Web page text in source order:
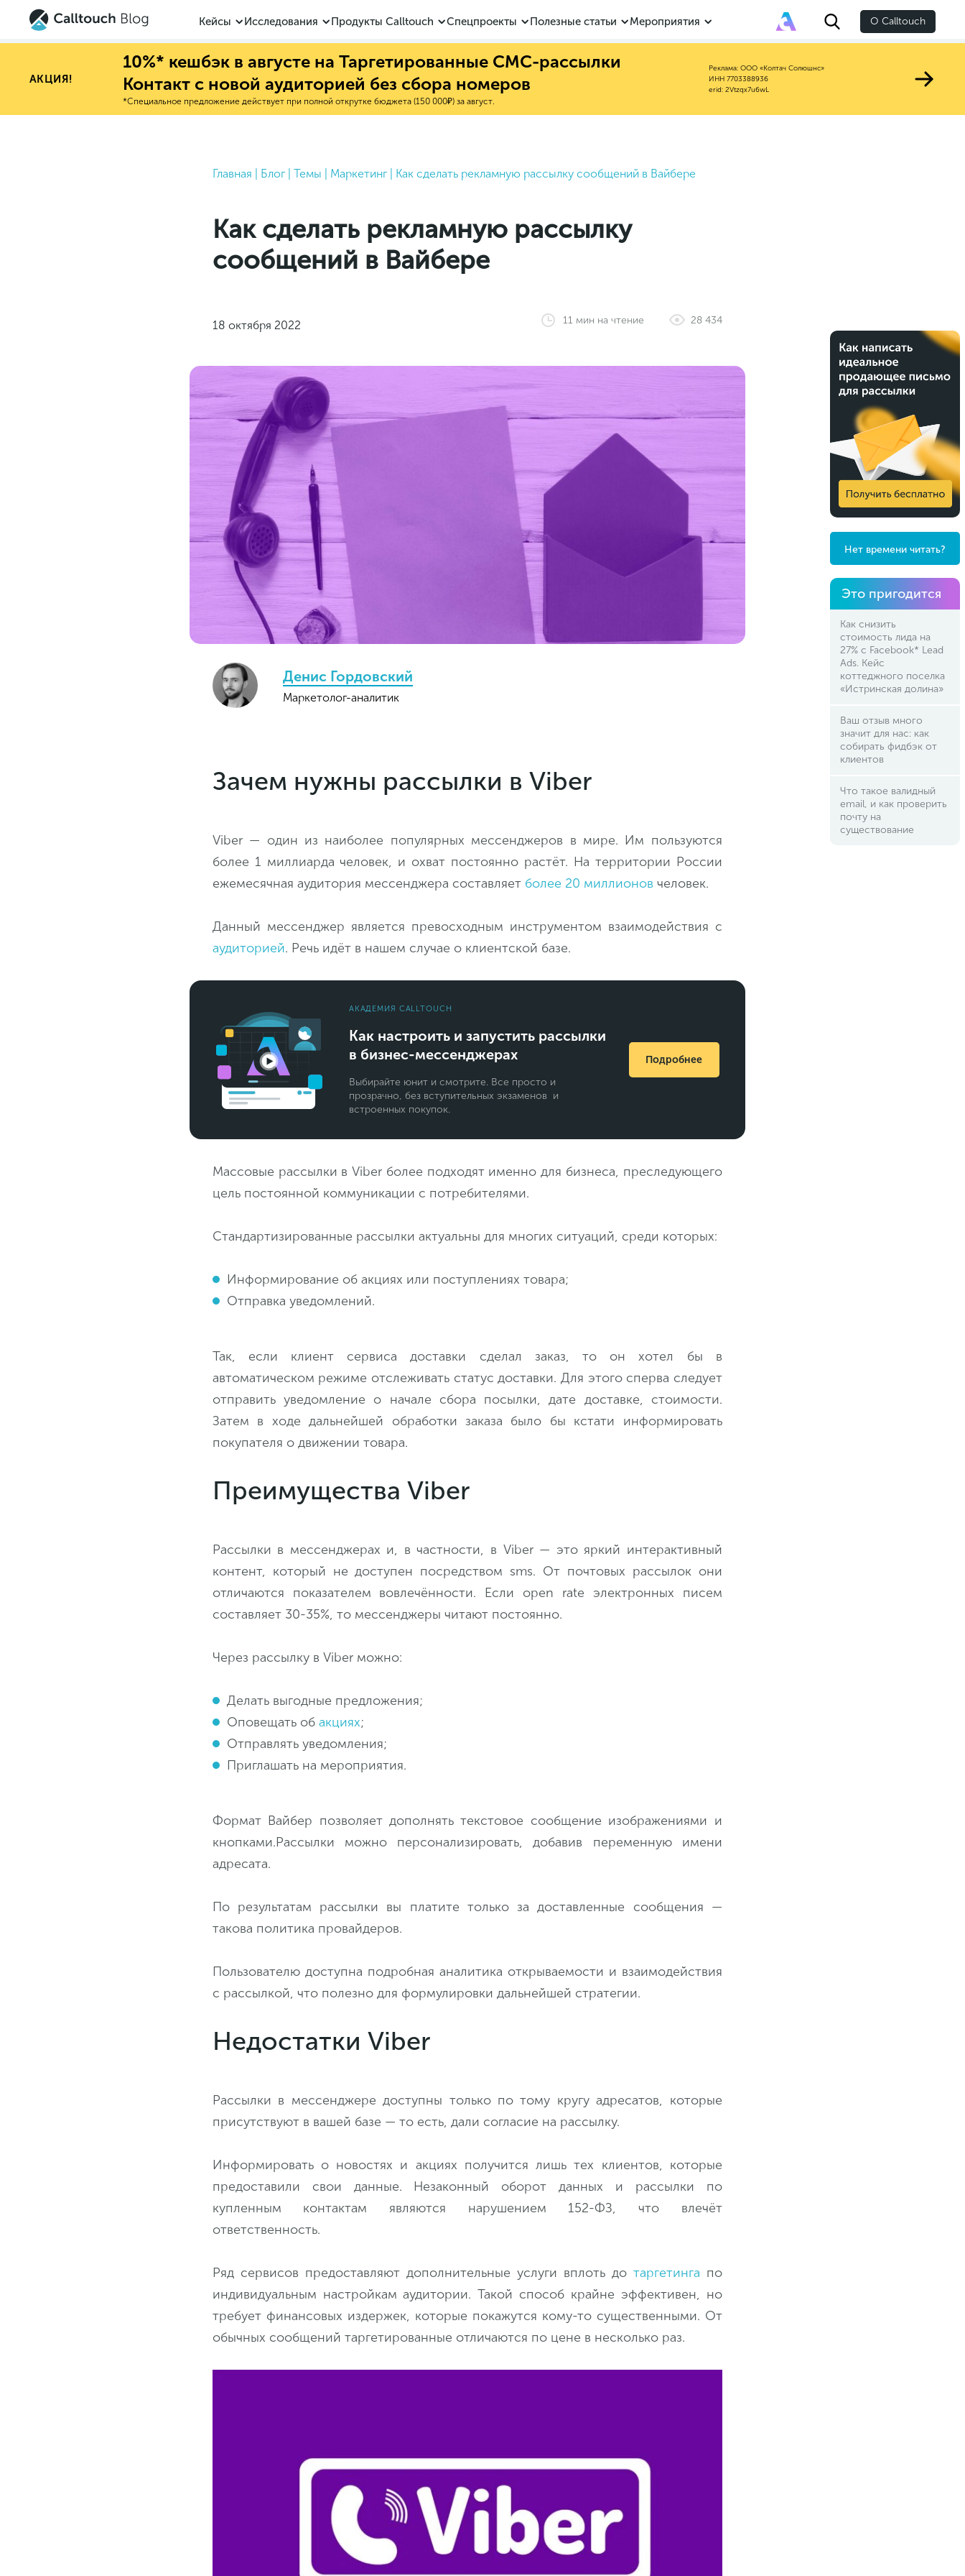
Кейсы Исследования Продукты Calltouch Спецпроекты Полезные статьи Мероприятия О Calltouch
АКЦИЯ!
10%* кешбэк в августе на Таргетированные СМС-рассылки
Контакт с новой аудиторией без сбора номеров
*Специальное предложение действует при полной открутке бюджета (150 000₽) за август.
Реклама: ООО «Колтач Солюшнс»
ИНН 7703388936
erid: 2Vtzqx7u6wL
Главная Блог| Темы Маркетинг| Как сделать рекламную рассылку сообщений в Вайбере
Как сделать рекламную рассылку
сообщений в Вайбере
18 октября 2022 11 мин на чтение 28 434
Денис Гордовский
Маркетолог-аналитик
Зачем нужны рассылки в Viber
Viber — один из наиболее популярных мессенджеров в мире. Им пользуются
более 1 миллиарда человек, и охват постоянно растёт. На территории России
ежемесячная аудитория мессенджера составляет более 20 миллионовчеловек.
Данный мессенджер является превосходным инструментом взаимодействия с
аудиторией. Речь идёт в нашем случае о клиентской базе.
АКАДЕМИЯ CALLTOUCH
Как настроить и запустить рассылки
в бизнес-мессенджерах
Выбирайте юнит и смотрите. Все просто и
прозрачно, без вступительных экзаменов и
встроенных покупок.
Подробнее
Массовые рассылки в Viber более подходят именно для бизнеса, преследующего
цель постоянной коммуникации с потребителями.
Стандартизированные рассылки актуальны для многих ситуаций, среди которых:
Информирование об акциях или поступлениях товара;
Отправка уведомлений.
Так, если клиент сервиса доставки сделал заказ, то он хотел бы в
автоматическом режиме отслеживать статус доставки. Для этого сперва следует
отправить уведомление о начале сбора посылки, дате доставке, стоимости.
Затем в ходе дальнейшей обработки заказа было бы кстати информировать
покупателя о движении товара.
Преимущества Viber
Рассылки в мессенджерах и, в частности, в Viber — это яркий интерактивный
контент, который не доступен посредством sms. От почтовых рассылок они
отличаются показателем вовлечённости. Если open rate электронных писем
составляет 30-35%, то мессенджеры читают постоянно.
Через рассылку в Viber можно:
Делать выгодные предложения;
Оповещать об акциях;
Отправлять уведомления;
Приглашать на мероприятия.
Формат Вайбер позволяет дополнять текстовое сообщение изображениями и
кнопками.Рассылки можно персонализировать, добавив переменную имени
адресата.
По результатам рассылки вы платите только за доставленные сообщения —
такова политика провайдеров.
Пользователю доступна подробная аналитика открываемости и взаимодействия
с рассылкой, что полезно для формулировки дальнейшей стратегии.
Недостатки Viber
Рассылки в мессенджере доступны только по тому кругу адресатов, которые
присутствуют в вашей базе — то есть, дали согласие на рассылку.
Информировать о новостях и акциях получится лишь тех клиентов, которые
предоставили свои данные. Незаконный оборот данных и рассылки по
купленным контактам являются нарушением 152-ФЗ, что влечёт
ответственность.
Ряд сервисов предоставляют дополнительные услуги вплоть до таргетинга по
индивидуальным настройкам аудитории. Такой способ крайне эффективен, но
требует финансовых издержек, которые покажутся кому-то существенными. От
обычных сообщений таргетированные отличаются по цене в несколько раз.
Нет времени читать?
Это пригодится
Как снизить
стоимость лида на
27% с Facebook* Lead
Ads. Кейс
коттеджного поселка
«Истринская долина»
Ваш отзыв много
значит для нас: как
собирать фидбэк от
клиентов
Что такое валидный
email, и как проверить
почту на
существование